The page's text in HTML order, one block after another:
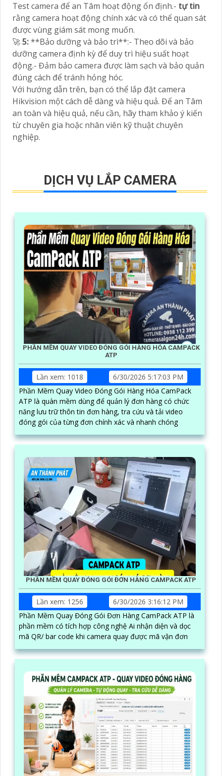
Test camera để an Tâm hoạt động ổn định.- tự tin
rằng camera hoạt động chính xác và có thể quan sát
được vùng giám sát mong muốn.
🚀5:**Bảo dưỡng và bảo trì**:- Theo dõi và bảo
dưỡng camera định kỳ để duy trì hiệu suất hoạt
động.- Đảm bảo camera được làm sạch và bảo quản
đúng cách để tránh hỏng hóc.
Với hướng dẫn trên, bạn có thể lắp đặt camera
Hikvision một cách dễ dàng và hiệu quả. Để an Tâm
an toàn và hiệu quả, nếu cần, hãy tham khảo ý kiến
từ chuyên gia hoặc nhân viên kỹ thuật chuyên
nghiệp.
DỊCH VỤ LẮP CAMERA
PHẦN MỀM QUAY VIDEO ĐÓNG GÓI HÀNG HÓA CAMPACK
ATP
Lần xem: 1018
6/30/2026 5:17:03 PM
Phần Mềm Quay Video Đóng Gói Hàng Hóa CamPack
ATP là quàn mềm dùng để quản lý đơn hàng có chức
năng lưu trữ thôn tin đơn hàng, tra cứu và tải video
đóng gói của từng đơn chính xác và nhanh chóng
PHẦN MỀM QUAY ĐÓNG GÓI ĐƠN HÀNG CAMPACK ATP
Lần xem: 1256
6/30/2026 3:16:12 PM
Phần Mềm Quay Đóng Gói Đơn Hàng CamPack ATP là
phần mềm có tích hợp công nghệ Ai nhận diện và dọc
mã QR/ bar code khi camera quay được mã vận đơn